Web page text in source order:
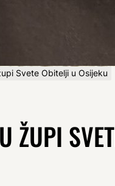
Svete Obitelji u Osijeku
ŽUPI